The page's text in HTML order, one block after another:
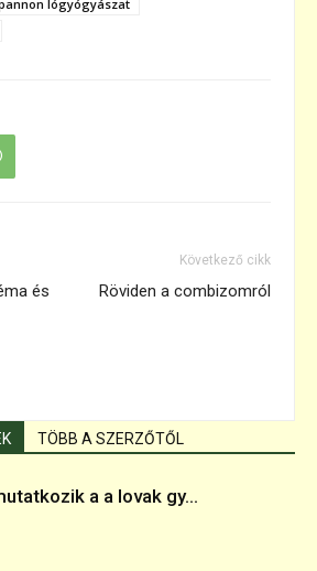
lógyógyászat
és
Következő cikk
Röviden a combizomról
TÖBB A SZERZŐTŐL
a a lovak gy...